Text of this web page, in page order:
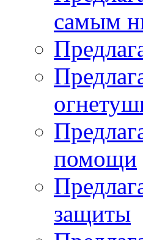
самым
помощи
защиты